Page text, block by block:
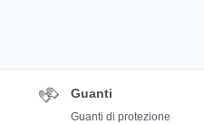
Guanti
Guanti di protezione